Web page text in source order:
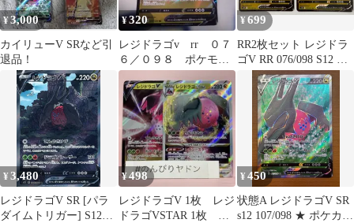
¥3,000
カイリューV SRなど引
退品！
¥320
レジドラゴv rr ０７
６／０９８ ポケモン
カード
¥699
RR2枚セット レジドラ
ゴV RR 076/098 S12 ポ
ケモンカード
PokemonCard
¥3,480
レジドラゴV SR [パラ
ダイムトリガー] S12
¥498
レジドラゴV 1枚 レジ
ドラゴVSTAR 1枚
¥450
状態A レジドラゴV SR
s12 107/098 ★ ポケカ